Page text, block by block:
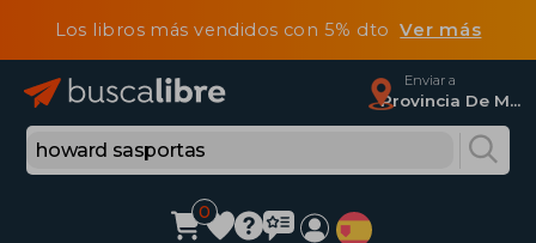
Los libros más vendidos con 5% dtoVer más
Enviar a
Provincia De Madrid
0